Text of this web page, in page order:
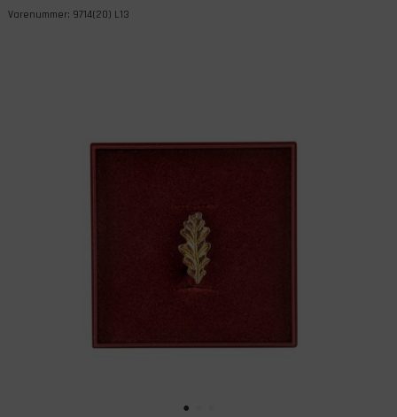
Varenummer: 9714(20) L13